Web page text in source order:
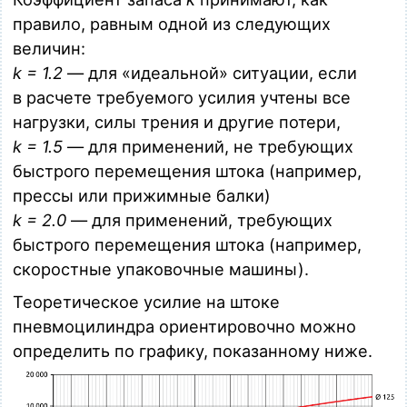
MPC 050.0080
15552, магнитный, порты G 1/4"
Загрузка…
MPC 050.0100
Пневмоцилиндр D = 50 мм, S = 100 мм, по стандарту ISO
15552, магнитный, порты G 1/4"
Загрузка…
MPC 050.0150
Пневмоцилиндр D = 50 мм, S = 150 мм, по стандарту ISO
15552, магнитный, порты G 1/4"
Загрузка…
MPC 050.0160
Пневмоцилиндр D = 50 мм, S = 160 мм, по стандарту ISO
15552, магнитный, порты G 1/4"
Загрузка…
правило, равным одной из следующих
величин:
k = 1.2 — для «идеальной» ситуации, если
в расчете требуемого усилия учтены все
нагрузки, силы трения и другие потери,
k = 1.5 — для применений, не требующих
быстрого перемещения штока (например,
прессы или прижимные балки)
k = 2.0 — для применений, требующих
быстрого перемещения штока (например,
скоростные упаковочные машины).
Теоретическое усилие на штоке
пневмоцилиндра ориентировочно можно
определить по графику, показанному ниже.